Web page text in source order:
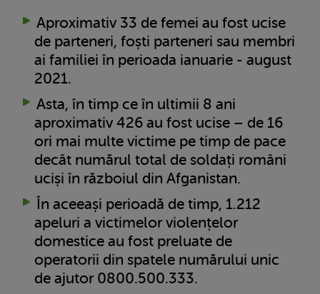
Aproximativ 33 de femei au fost ucise
de parteneri, foști parteneri sau membri
ai familiei în perioada ianuarie - august
2021.
Asta, în timp ce în ultimii 8 ani
aproximativ 426 au fost ucise – de 16
ori mai multe victime pe timp de pace
decât numărul total de soldați români
uciși în războiul din Afganistan.
În aceeași perioadă de timp, 1.212
apeluri a victimelor violențelor
domestice au fost preluate de
operatorii din spatele numărului unic
de ajutor 0800.500.333.